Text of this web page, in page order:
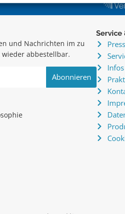
und Nachrichten im zu
wieder abbestellbar.
Service